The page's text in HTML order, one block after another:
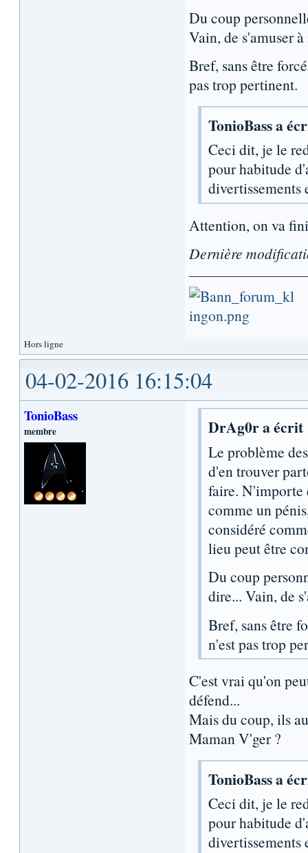
Du coup
Vain, de s'amuser
Bref, sans être
pas trop pertinent.
TonioBass a
Ceci dit, je le
pour habitude
divertissements
Attention, on va
Dernière
Hors ligne
04-02-2016 16:15:04
TonioBass
membre DrAg0r a
Le problème
d'en trouver
faire. N'importe
comme un
considéré
lieu peut être
Du coup
dire... Vain, de
Bref, sans être
n'est pas trop
C'est vrai qu'on
défend...
Mais du coup, ils
Maman V'ger ?
TonioBass a
Ceci dit, je le
pour habitude
divertissements